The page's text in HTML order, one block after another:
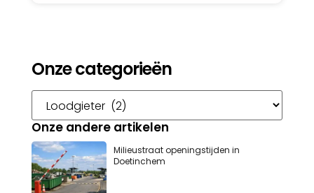
Onze categorieën
Onze andere artikelen
Milieustraat openingstijden in
Doetinchem